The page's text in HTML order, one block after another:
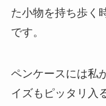
た小物を持ち歩く
です。
ペンケースには私
イズもピッタリ入